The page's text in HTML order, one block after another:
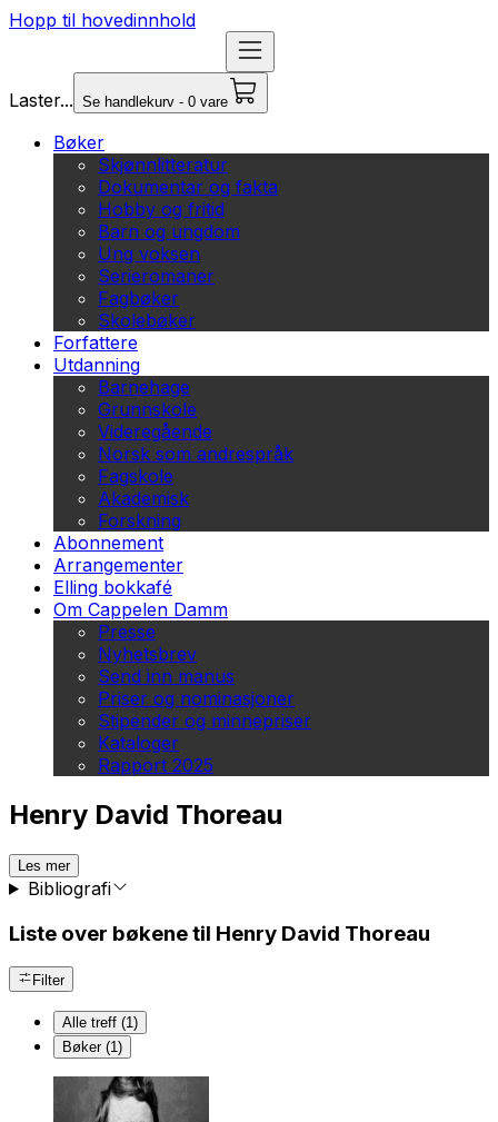
Hopp til hovedinnhold
Laster... Se handlekurv - 0 vare
Bøker
Skjønnlitteratur
Dokumentar og fakta
Hobby og fritid
Barn og ungdom
Ung voksen
Serieromaner
Fagbøker
Skolebøker
Forfattere
Utdanning
Barnehage
Grunnskole
Videregående
Norsk som andrespråk
Fagskole
Akademisk
Forskning
Abonnement
Arrangementer
Elling bokkafé
Om Cappelen Damm
Presse
Nyhetsbrev
Send inn manus
Priser og nominasjoner
Stipender og minnepriser
Kataloger
Rapport 2025
Henry David Thoreau
Les mer
Bibliografi
Liste over bøkene til Henry David Thoreau
Filter
Alle treff (1)
Bøker (1)